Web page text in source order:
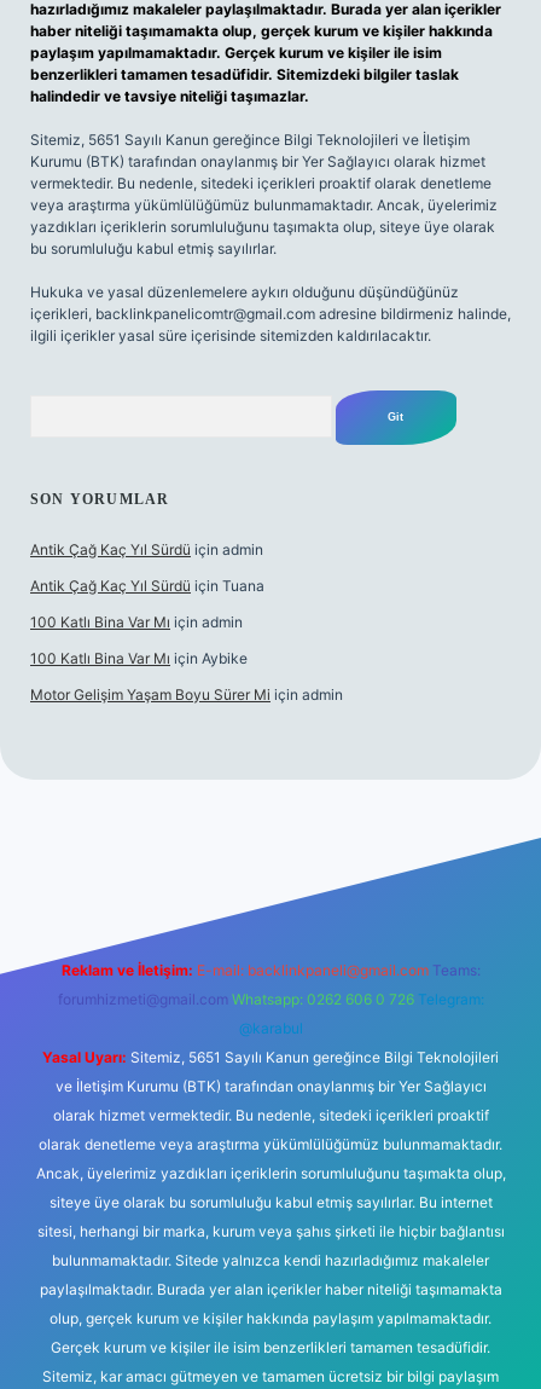
hazırladığımız makaleler paylaşılmaktadır. Burada yer alan içerikler
haber niteliği taşımamakta olup, gerçek kurum ve kişiler hakkında
paylaşım yapılmamaktadır. Gerçek kurum ve kişiler ile isim
benzerlikleri tamamen tesadüfidir. Sitemizdeki bilgiler taslak
halindedir ve tavsiye niteliği taşımazlar.
Sitemiz, 5651 Sayılı Kanun gereğince Bilgi Teknolojileri ve İletişim
Kurumu (BTK) tarafından onaylanmış bir Yer Sağlayıcı olarak hizmet
vermektedir. Bu nedenle, sitedeki içerikleri proaktif olarak denetleme
veya araştırma yükümlülüğümüz bulunmamaktadır. Ancak, üyelerimiz
yazdıkları içeriklerin sorumluluğunu taşımakta olup, siteye üye olarak
bu sorumluluğu kabul etmiş sayılırlar.
Hukuka ve yasal düzenlemelere aykırı olduğunu düşündüğünüz
içerikleri, backlinkpanelicomtr@gmail.com adresine bildirmeniz halinde,
ilgili içerikler yasal süre içerisinde sitemizden kaldırılacaktır.
SON YORUMLAR
Antik Çağ Kaç Yıl Sürdü için admin
Antik Çağ Kaç Yıl Sürdü için Tuana
100 Katlı Bina Var Mı için admin
100 Katlı Bina Var Mı için Aybike
Motor Gelişim Yaşam Boyu Sürer Mi için admin
Reklam ve İletişim: E-mail: backlinkpaneli@gmail.com Teams:
forumhizmeti@gmail.com Whatsapp: 0262 606 0 726 Telegram:
@karabul
Yasal Uyarı: Sitemiz, 5651 Sayılı Kanun gereğince Bilgi Teknolojileri
ve İletişim Kurumu (BTK) tarafından onaylanmış bir Yer Sağlayıcı
olarak hizmet vermektedir. Bu nedenle, sitedeki içerikleri proaktif
olarak denetleme veya araştırma yükümlülüğümüz bulunmamaktadır.
Ancak, üyelerimiz yazdıkları içeriklerin sorumluluğunu taşımakta olup,
siteye üye olarak bu sorumluluğu kabul etmiş sayılırlar. Bu internet
sitesi, herhangi bir marka, kurum veya şahıs şirketi ile hiçbir bağlantısı
bulunmamaktadır. Sitede yalnızca kendi hazırladığımız makaleler
paylaşılmaktadır. Burada yer alan içerikler haber niteliği taşımamakta
olup, gerçek kurum ve kişiler hakkında paylaşım yapılmamaktadır.
Gerçek kurum ve kişiler ile isim benzerlikleri tamamen tesadüfidir.
Sitemiz, kar amacı gütmeyen ve tamamen ücretsiz bir bilgi paylaşım